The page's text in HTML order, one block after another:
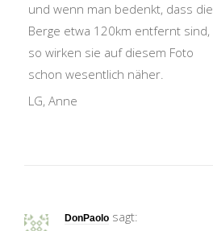
und wenn man bedenkt, dass die
Berge etwa 120km entfernt sind,
so wirken sie auf diesem Foto
schon wesentlich näher.
LG, Anne
DonPaolo sagt: